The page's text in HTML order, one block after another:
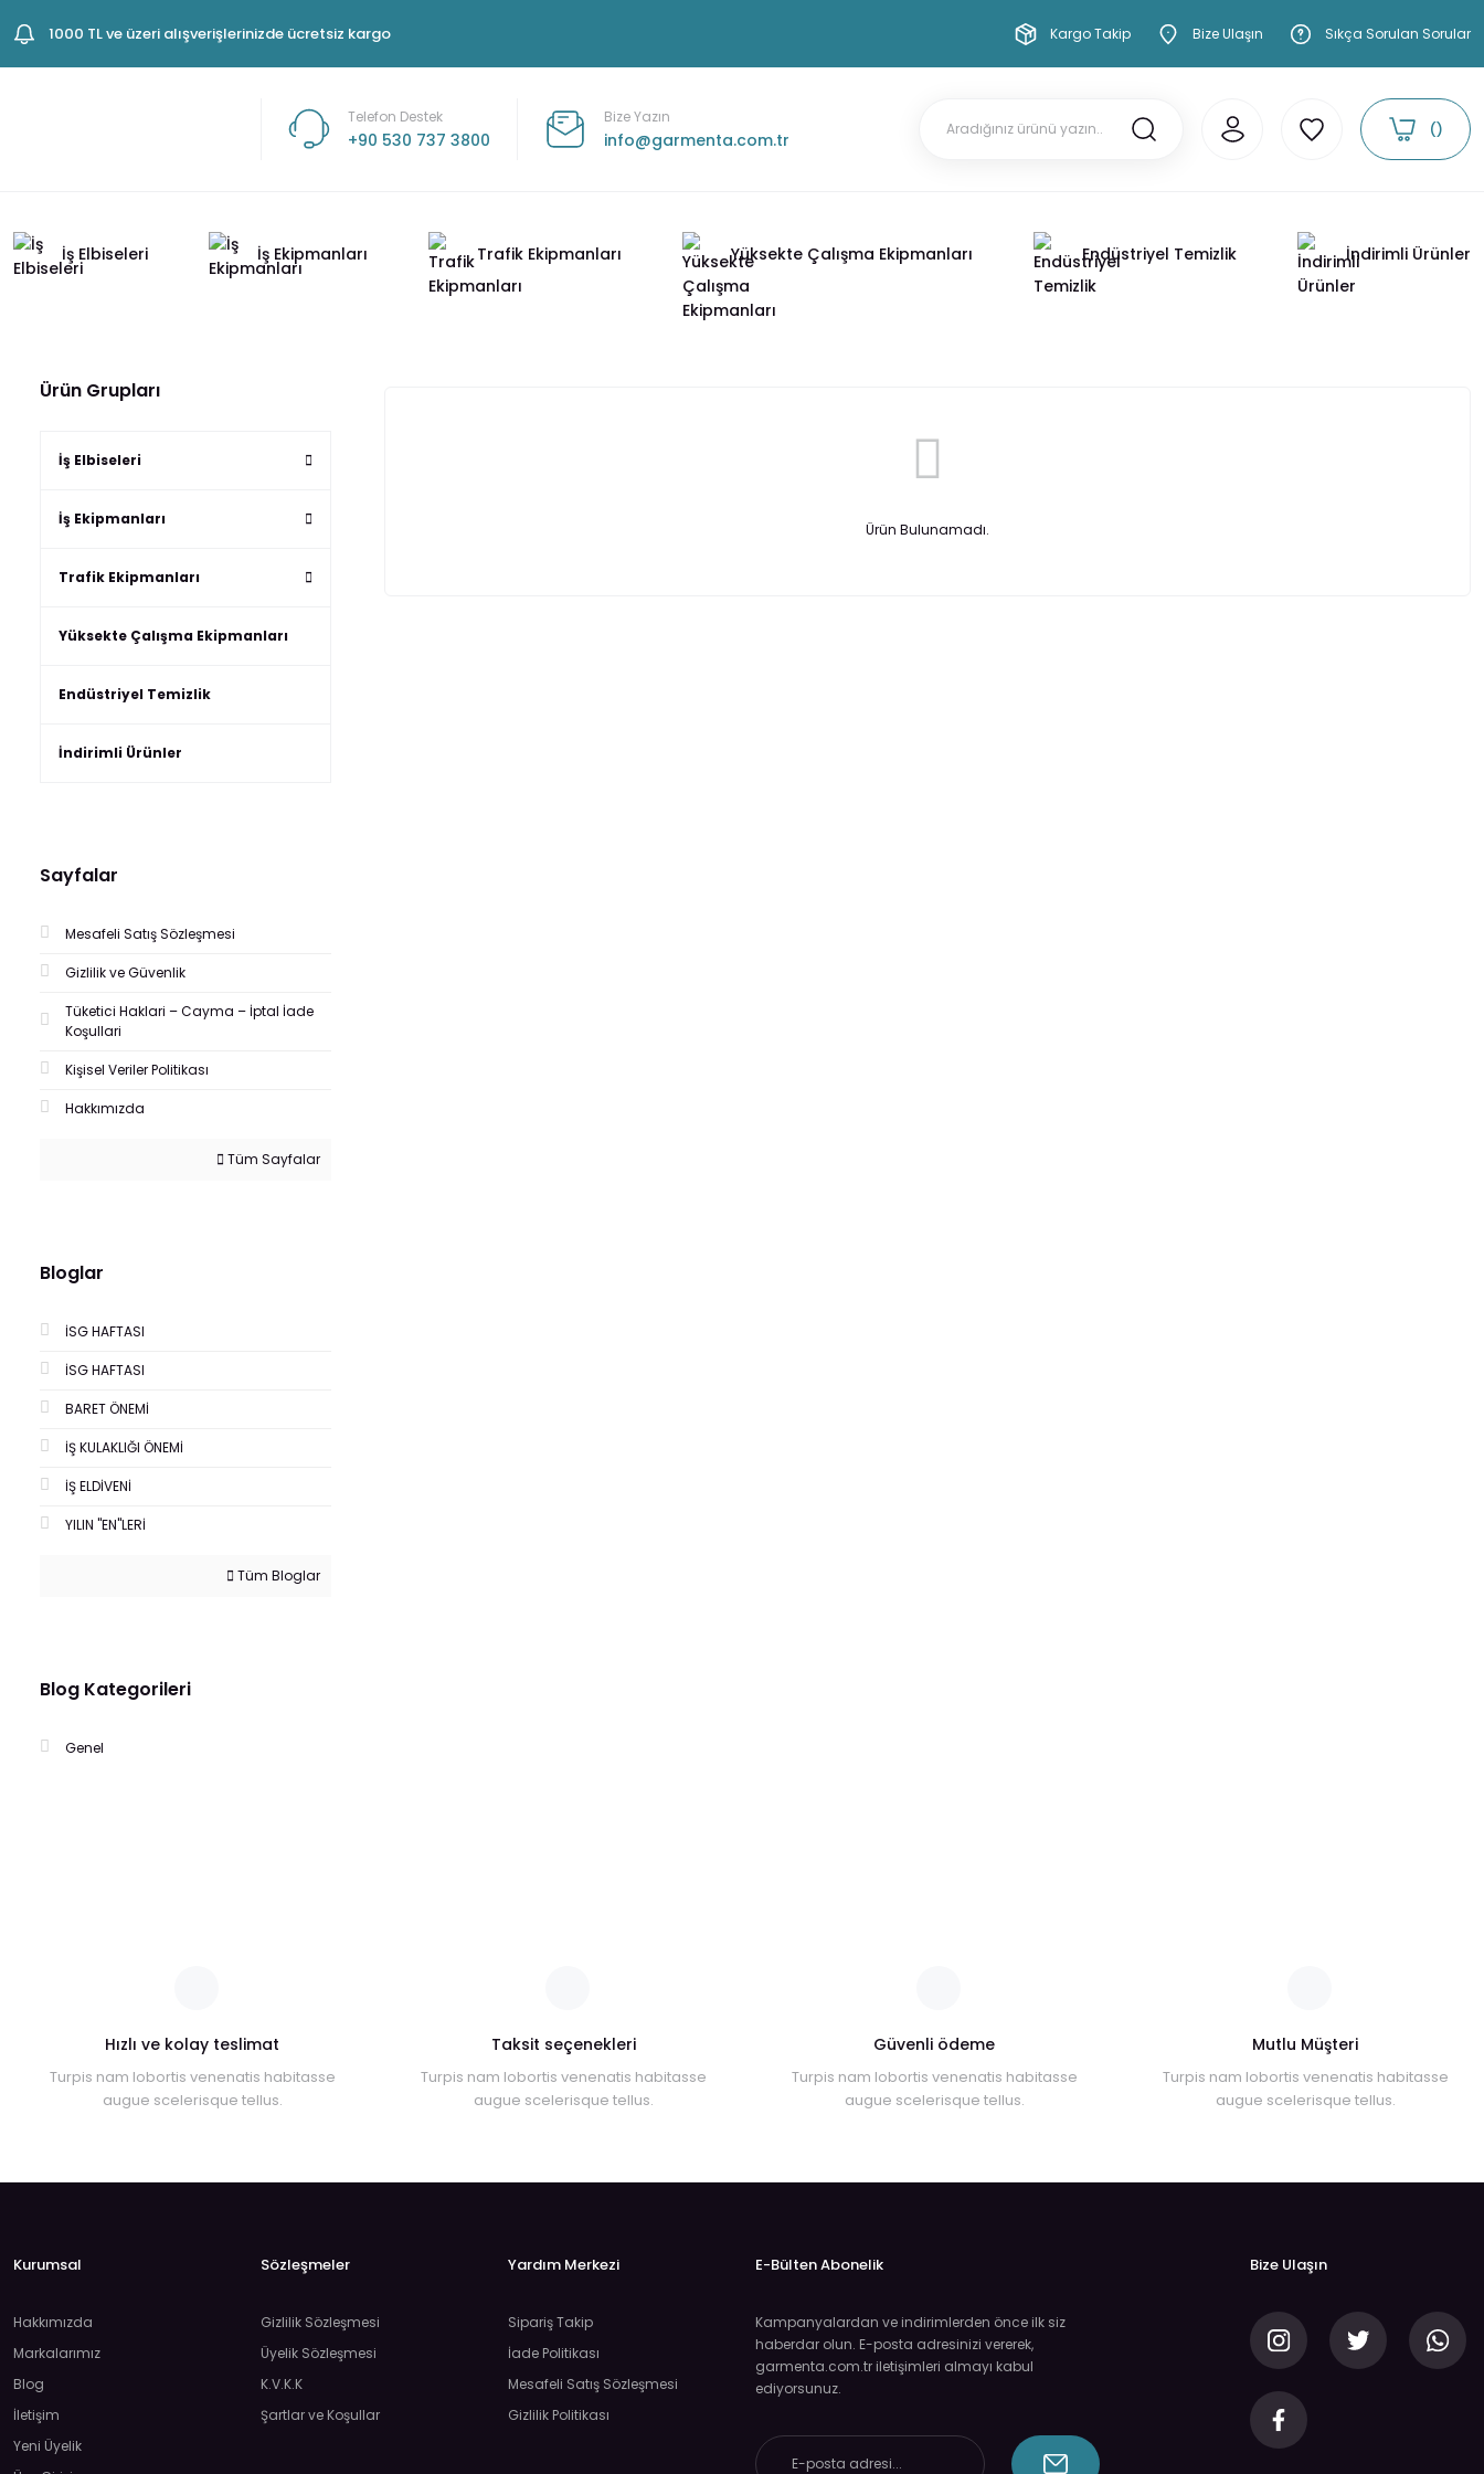
1000 TL ve üzeri alışverişlerinizde ücretsiz kargo Kargo Takip Bize Ulaşın Sıkça Sorulan Sorular
Telefon Destek
+90 530 737 3800
Bize Yazın
info@garmenta.com.tr
İş Elbiseleri İş Ekipmanları Trafik Ekipmanları Yüksekte Çalışma Ekipmanları Endüstriyel Temizlik İndirimli Ürünler
Ürün Grupları
İş Elbiseleri
İş Ekipmanları
Trafik Ekipmanları
Yüksekte Çalışma Ekipmanları
Endüstriyel Temizlik
İndirimli Ürünler
Sayfalar
Mesafeli Satış Sözleşmesi
Gizlilik ve Güvenlik
Tüketici Haklari – Cayma – İptal İade
Koşullari
Kişisel Veriler Politikası
Hakkımızda
Tüm Sayfalar
Bloglar
İSG HAFTASI
İSG HAFTASI
BARET ÖNEMİ
İŞ KULAKLIĞI ÖNEMİ
İŞ ELDİVENİ
YILIN "EN"LERİ
Tüm Bloglar
Blog Kategorileri
Genel
Ürün Bulunamadı.
Hızlı ve kolay teslimat
Turpis nam lobortis venenatis habitasse
augue scelerisque tellus.
Taksit seçenekleri
Turpis nam lobortis venenatis habitasse
augue scelerisque tellus.
Güvenli ödeme
Turpis nam lobortis venenatis habitasse
augue scelerisque tellus.
Mutlu Müşteri
Turpis nam lobortis venenatis habitasse
augue scelerisque tellus.
Kurumsal
Hakkımızda
Markalarımız
Blog
İletişim
Yeni Üyelik
Sözleşmeler
Gizlilik Sözleşmesi
Üyelik Sözleşmesi
K.V.K.K
Şartlar ve Koşullar
Yardım Merkezi
Sipariş Takip
İade Politikası
Mesafeli Satış Sözleşmesi
Gizlilik Politikası
E-Bülten Abonelik
Kampanyalardan ve indirimlerden önce ilk siz
haberdar olun. E-posta adresinizi vererek,
garmenta.com.tr iletişimleri almayı kabul
ediyorsunuz.
Bize Ulaşın